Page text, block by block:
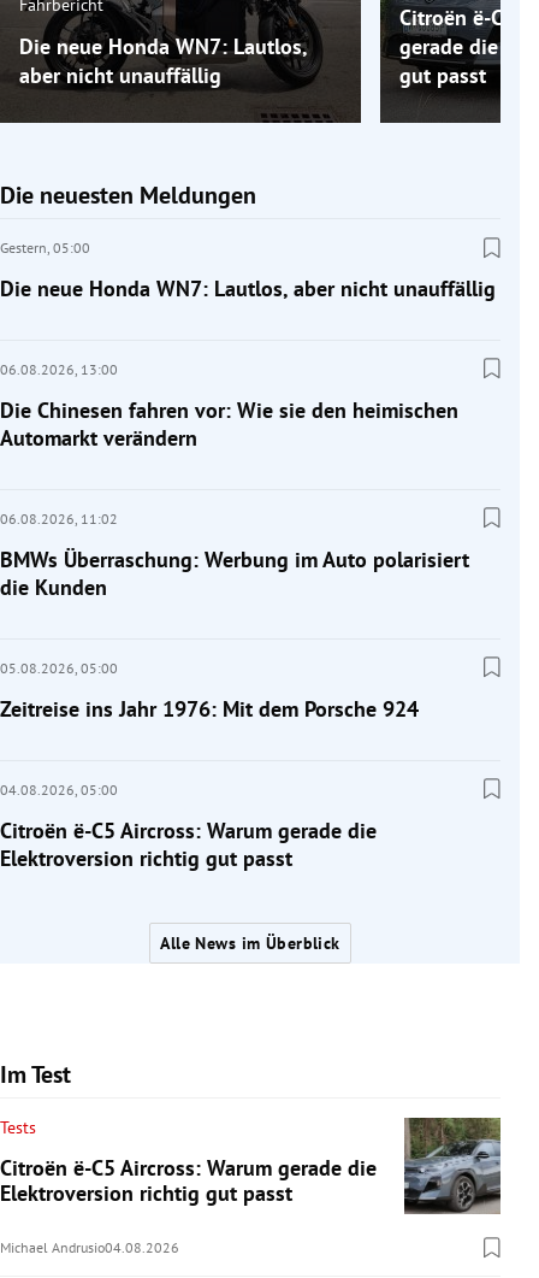
Fahrbericht
Die neue Honda WN7: Lautlos,
aber nicht unauffällig
Citroën ë-C5
gerade die
gut passt
Die neuesten Meldungen
Gestern, 05:00
Die neue Honda WN7: Lautlos, aber nicht unauffällig
06.08.2026, 13:00
Die Chinesen fahren vor: Wie sie den heimischen
Automarkt verändern
06.08.2026, 11:02
BMWs Überraschung: Werbung im Auto polarisiert
die Kunden
05.08.2026, 05:00
Zeitreise ins Jahr 1976: Mit dem Porsche 924
04.08.2026, 05:00
Citroën ë-C5 Aircross: Warum gerade die
Elektroversion richtig gut passt
Alle News im Überblick
Im Test
Tests
Citroën ë-C5 Aircross: Warum gerade die
Elektroversion richtig gut passt
Michael Andrusio04.08.2026